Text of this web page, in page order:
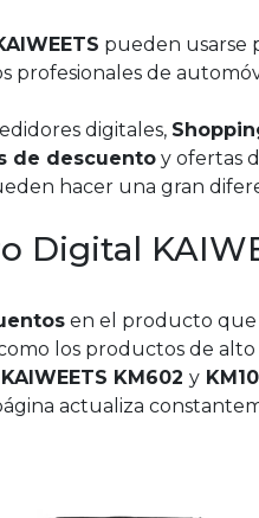
pueden usarse
profesionales de
digitales,
de descuento y ofertas
hacer una gran
Digital
en el producto que
los productos de
KM602 y
actualiza